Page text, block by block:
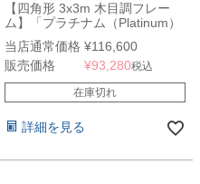
【四角形 3x3m 木目調フレー
ム】「プラチナム（Platinum）
チャレンジャー（Challenger）
T2 大型パラソル 四角形 3x3m
オーク」※土台別売り
当店通常価格 ¥116,600
販売価格
¥93,280税込
在庫切れ
詳細を見る